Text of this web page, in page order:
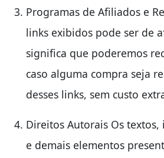
Programas de Afiliados e
links exibidos pode ser de
significa que poderemos
caso alguma compra seja
desses links, sem custo
Direitos Autorais Os
e demais elementos